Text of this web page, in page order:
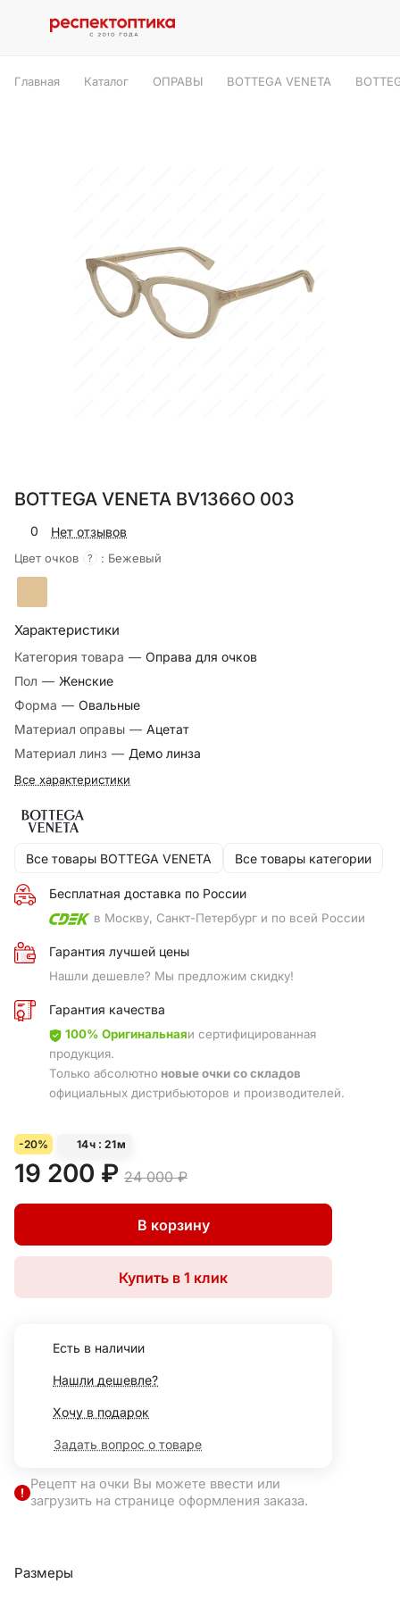
Главная Каталог ОПРАВЫ BOTTEGA VENETA
BOTTEGA VENETA BV1366O 003
0 Нет отзывов
Цвет очков ? : Бежевый
Характеристики
Категория товара — Оправа для очков
Пол — Женские
Форма — Овальные
Материал оправы — Ацетат
Материал линз — Демо линза
Все характеристики
Все товары BOTTEGA VENETA Все товары категории
Бесплатная доставка по России
в Москву, Санкт-Петербург и по всей России
Гарантия лучшей цены
Нашли дешевле? Мы предложим скидку!
Гарантия качества
100% Оригинальнаяи сертифицированная
продукция.
Только абсолютно новые очки со складов
официальных дистрибьюторов и производителей.
-20% 14ч 21м
19 200 ₽ 24 000 ₽
В корзину
Купить в 1 клик
Есть в наличии
Нашли дешевле?
Хочу в подарок
Задать вопрос о товаре
Рецепт на очки Вы можете ввести или
загрузить на странице оформления заказа.
Размеры